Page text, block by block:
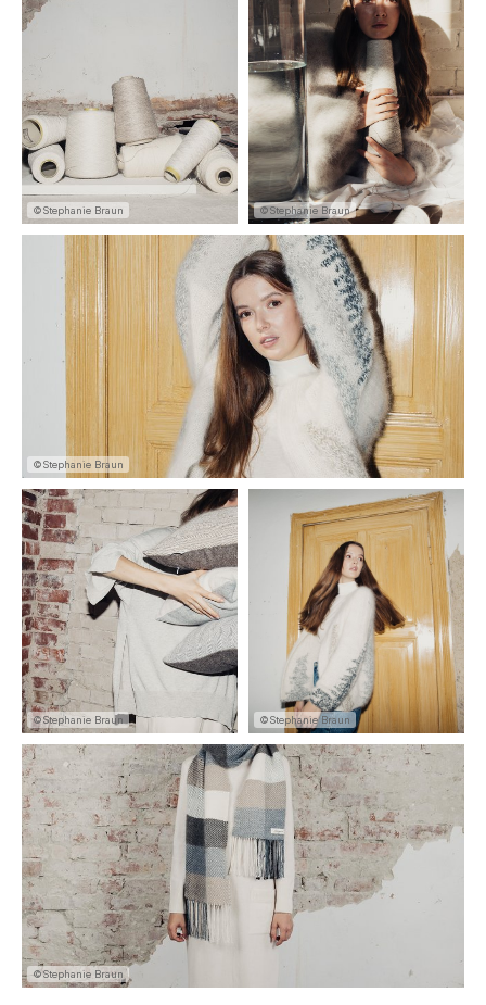
©Stephanie Braun ©Stephanie Braun
©Stephanie Braun
©Stephanie Braun ©Stephanie Braun
©Stephanie Braun